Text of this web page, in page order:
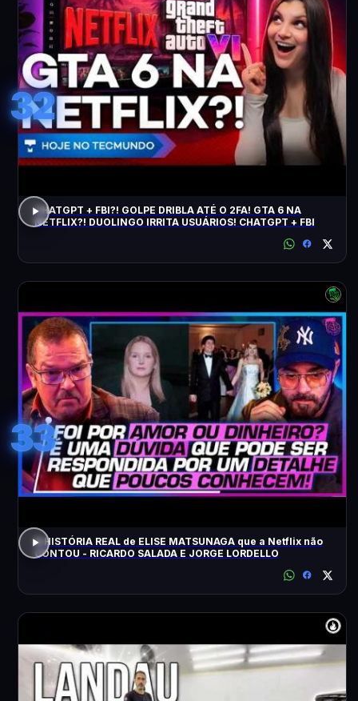
32
CHATGPT + FBI?! GOLPE DRIBLA ATÉ O 2FA! GTA 6 NA
NETFLIX?! DUOLINGO IRRITA USUÁRIOS! CHATGPT + FBI
33
A HISTÓRIA REAL de ELISE MATSUNAGA que a Netflix não
CONTOU - RICARDO SALADA E JORGE LORDELLO